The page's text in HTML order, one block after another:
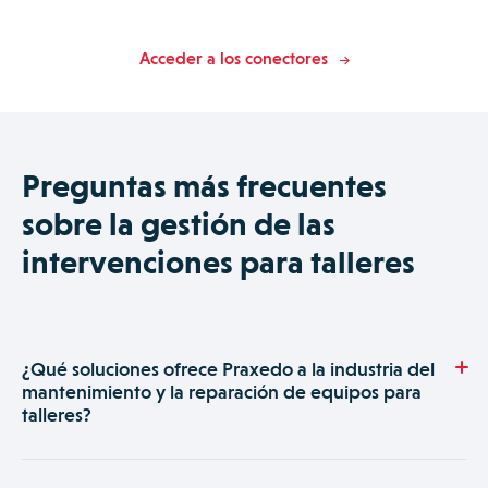
Acceder a los conectores
Preguntas más frecuentes
sobre la gestión de las
intervenciones para talleres
¿Qué soluciones ofrece Praxedo a la industria del
mantenimiento y la reparación de equipos para
talleres?